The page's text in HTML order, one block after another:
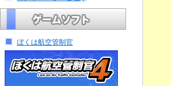
ぼくは航空管制官